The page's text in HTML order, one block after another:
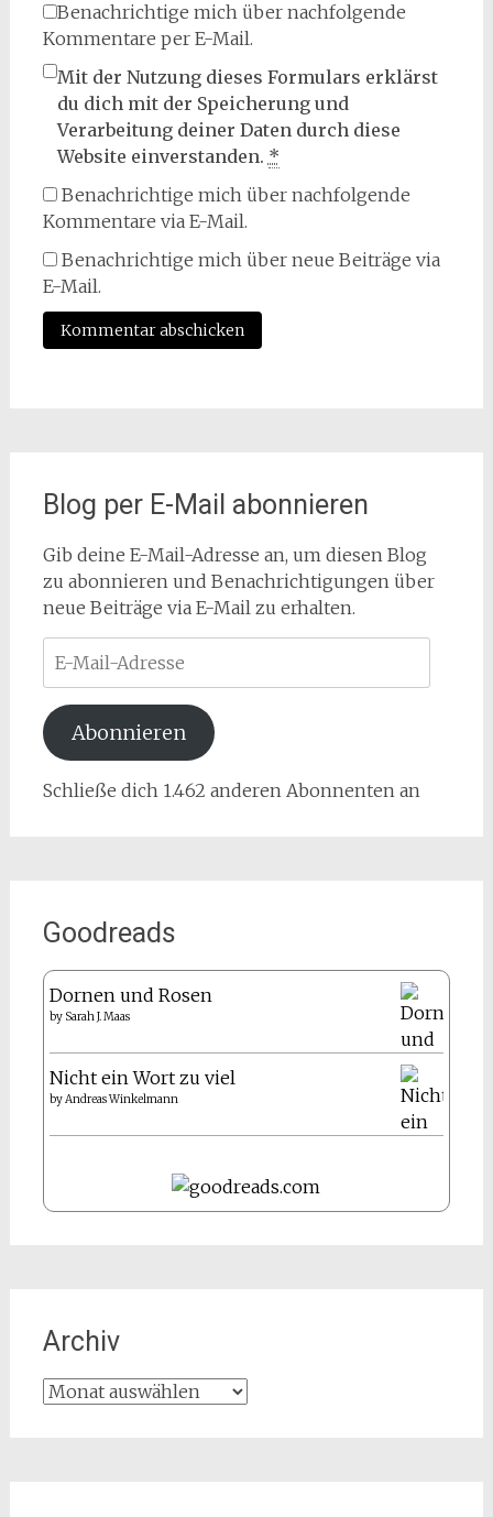
Benachrichtige mich über nachfolgende
Kommentare per E-Mail.
Mit der Nutzung dieses Formulars erklärst
du dich mit der Speicherung und
Verarbeitung deiner Daten durch diese
Website einverstanden. *
Benachrichtige mich über nachfolgende
Kommentare via E-Mail.
Benachrichtige mich über neue Beiträge via
E-Mail.
Blog per E-Mail abonnieren
Gib deine E-Mail-Adresse an, um diesen Blog
zu abonnieren und Benachrichtigungen über
neue Beiträge via E-Mail zu erhalten.
Mail-
Adresse
Abonnieren
Schließe dich 1.462 anderen Abonnenten an
Goodreads
Dornen und Rosen
by Sarah J. Maas
Nicht ein Wort zu viel
byAndreas Winkelmann
Archiv
Archiv